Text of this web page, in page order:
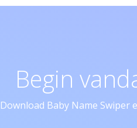
Begin
Download Baby Name Swiper